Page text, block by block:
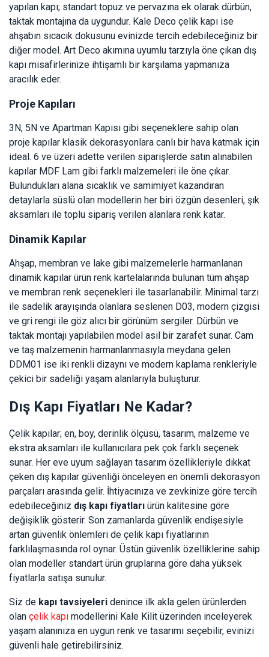
yapılan kapı; standart topuz ve pervazına ek olarak dürbün,
taktak montajına da uygundur. Kale Deco çelik kapı ise
ahşabın sıcacık dokusunu evinizde tercih edebileceğiniz bir
diğer model. Art Deco akımına uyumlu tarzıyla öne çıkan dış
kapı misafirlerinize ihtişamlı bir karşılama yapmanıza
aracılık eder.
Proje Kapıları
3N, 5N ve Apartman Kapısı gibi seçeneklere sahip olan
proje kapılar klasik dekorasyonlara canlı bir hava katmak için
ideal. 6 ve üzeri adette verilen siparişlerde satın alınabilen
kapılar MDF Lam gibi farklı malzemeleri ile öne çıkar.
Bulundukları alana sıcaklık ve samimiyet kazandıran
detaylarla süslü olan modellerin her biri özgün desenleri, şık
aksamları ile toplu sipariş verilen alanlara renk katar.
Dinamik Kapılar
Ahşap, membran ve lake gibi malzemelerle harmanlanan
dinamik kapılar ürün renk kartelalarında bulunan tüm ahşap
ve membran renk seçenekleri ile tasarlanabilir. Minimal tarzı
ile sadelik arayışında olanlara seslenen D03, modern çizgisi
ve gri rengi ile göz alıcı bir görünüm sergiler. Dürbün ve
taktak montajı yapılabilen model asil bir zarafet sunar. Cam
ve taş malzemenin harmanlanmasıyla meydana gelen
DDM01 ise iki renkli dizaynı ve modern kaplama renkleriyle
çekici bir sadeliği yaşam alanlarıyla buluşturur.
Dış Kapı Fiyatları Ne Kadar?
Çelik kapılar; en, boy, derinlik ölçüsü, tasarım, malzeme ve
ekstra aksamları ile kullanıcılara pek çok farklı seçenek
sunar. Her eve uyum sağlayan tasarım özellikleriyle dikkat
çeken dış kapılar güvenliği önceleyen en önemli dekorasyon
parçaları arasında gelir. İhtiyacınıza ve zevkinize göre tercih
edebileceğiniz dış kapı fiyatları ürün kalitesine göre
değişiklik gösterir. Son zamanlarda güvenlik endişesiyle
artan güvenlik önlemleri de çelik kapı fiyatlarının
farklılaşmasında rol oynar. Üstün güvenlik özelliklerine sahip
olan modeller standart ürün gruplarına göre daha yüksek
fiyatlarla satışa sunulur.
Siz de kapı tavsiyeleri denince ilk akla gelen ürünlerden
olan çelik kapı modellerini Kale Kilit üzerinden inceleyerek
yaşam alanınıza en uygun renk ve tasarımı seçebilir, evinizi
güvenli hale getirebilirsiniz.